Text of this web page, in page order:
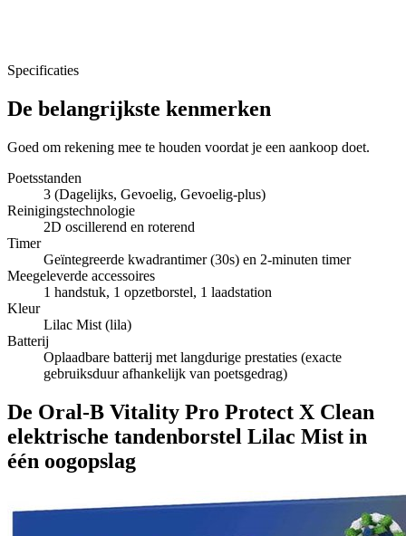
Specificaties
De belangrijkste kenmerken
Goed om rekening mee te houden voordat je een aankoop doet.
Poetsstanden
3 (Dagelijks, Gevoelig, Gevoelig-plus)
Reinigingstechnologie
2D oscillerend en roterend
Timer
Geïntegreerde kwadrantimer (30s) en 2-minuten timer
Meegeleverde accessoires
1 handstuk, 1 opzetborstel, 1 laadstation
Kleur
Lilac Mist (lila)
Batterij
Oplaadbare batterij met langdurige prestaties (exacte
gebruiksduur afhankelijk van poetsgedrag)
De Oral-B Vitality Pro Protect X Clean
elektrische tandenborstel Lilac Mist in
één oogopslag